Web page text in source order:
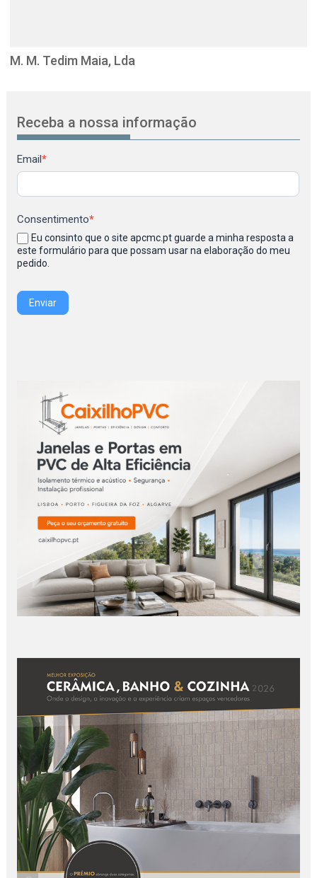
M. M. Tedim Maia, Lda
Receba a nossa informação
Newsletter
Email*
Consentimento*
Eu consinto que o site apcmc.pt guarde a minha resposta a
este formulário para que possam usar na elaboração do meu
pedido.
Enviar